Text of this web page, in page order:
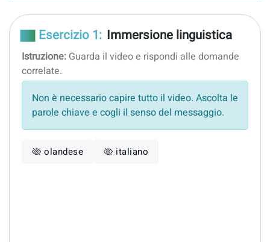
Esercizio 1: Immersione linguistica
Istruzione: Guarda il video e rispondi alle domande
correlate.
Non è necessario capire tutto il video. Ascolta le
parole chiave e cogli il senso del messaggio.
olandese italiano